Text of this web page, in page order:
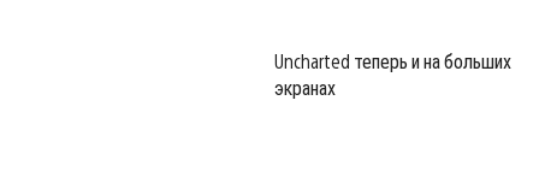
Uncharted теперь и на больших
экранах